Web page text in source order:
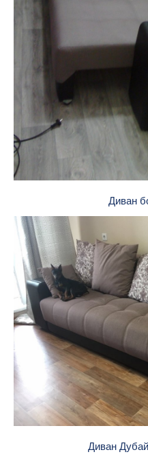
Диван
Диван